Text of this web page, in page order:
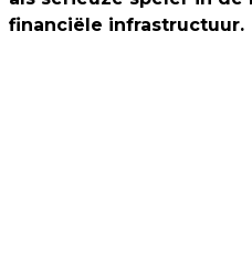
financiële infrastructuur.